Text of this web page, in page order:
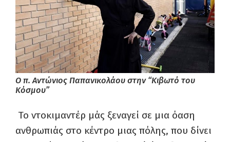
Ο π. Αντώνιος Παπανικολάου στην “Κιβωτό του
Κόσμου”
Το ντοκιμαντέρ μάς ξεναγεί σε μια όαση
ανθρωπιάς στο κέντρο μιας πόλης, που δίνει